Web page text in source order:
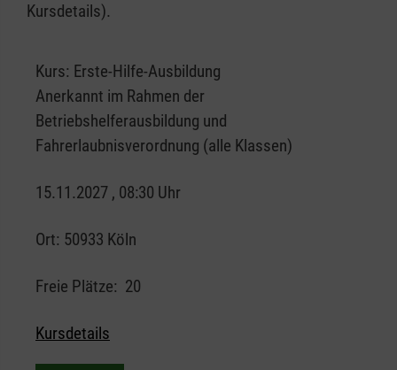
Kursdetails).
Kurs: Erste-Hilfe-Ausbildung
Anerkannt im Rahmen der
Betriebshelferausbildung und
Fahrerlaubnisverordnung (alle Klassen)
15.11.2027 , 08:30 Uhr
Ort: 50933 Köln
Freie Plätze: 20
Kursdetails